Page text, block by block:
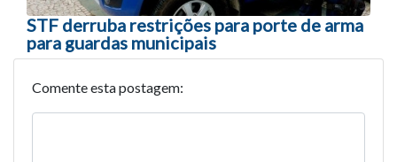
STF derruba restrições para porte de arma
para guardas municipais
Comente esta postagem: